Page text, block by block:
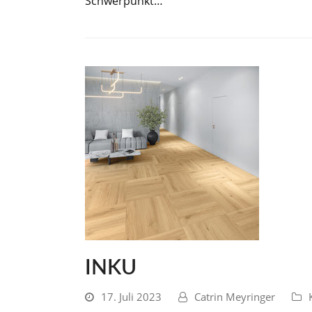
INKU
17. Juli 2023 Catrin Meyringer